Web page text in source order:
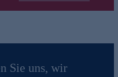
Sie uns, wir